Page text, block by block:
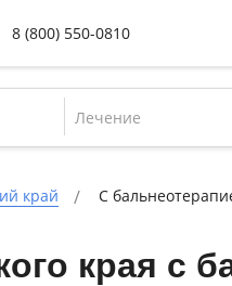
8 (800) 550-0810
Лечение
край С
края с